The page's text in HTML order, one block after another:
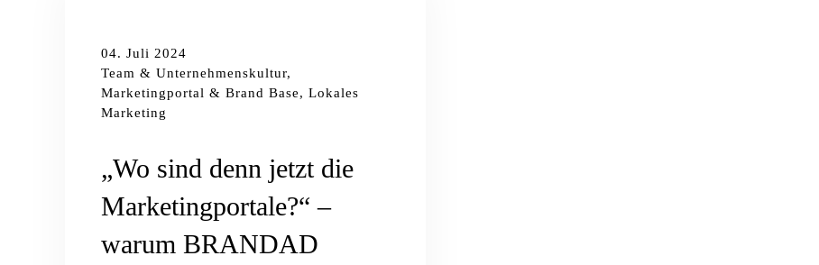
04. Juli 2024
Team & Unternehmenskultur,
Marketingportal & Brand Base, Lokales
Marketing
„Wo sind denn jetzt die
Marketingportale?“ –
warum BRANDAD